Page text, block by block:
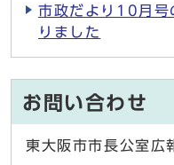
市政だより10月号
りました
お問い合わせ
東大阪市市長公室広